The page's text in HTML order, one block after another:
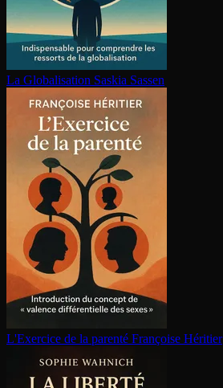
La Glo­ba­li­sa­tion Saskia Sassen
L'Exercice de la parenté Françoise Héritier